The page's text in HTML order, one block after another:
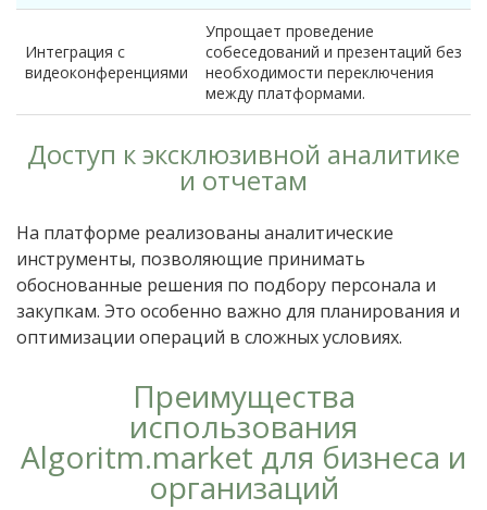
Интеграция с
видеоконференциями
Упрощает проведение
собеседований и презентаций без
необходимости переключения
между платформами.
Доступ к эксклюзивной аналитике
и отчетам
На платформе реализованы аналитические
инструменты, позволяющие принимать
обоснованные решения по подбору персонала и
закупкам. Это особенно важно для планирования и
оптимизации операций в сложных условиях.
Преимущества
использования
Algoritm.market для бизнеса и
организаций